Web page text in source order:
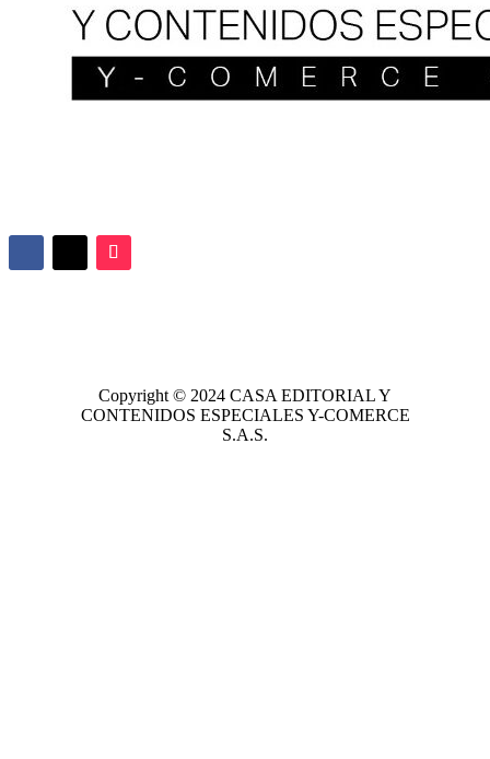
Copyright © 2024 CASA EDITORIALY
CONTENIDOS ESPECIALES Y-COMERCE
S.A.S.